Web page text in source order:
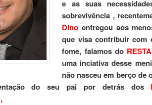
e as suas
sobrevivência ,
Dino entregou aos
que visa contribuir com
fome, falamos do
uma inciativa desse
não nasceu em berço de
do seu pai por detrás dos